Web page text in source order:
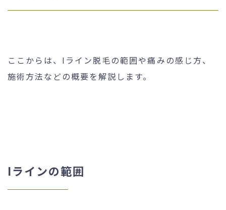
ここからは、Iライン脱毛の範囲や痛みの感じ方、
施術方法などの概要を解説します。
Iラインの範囲